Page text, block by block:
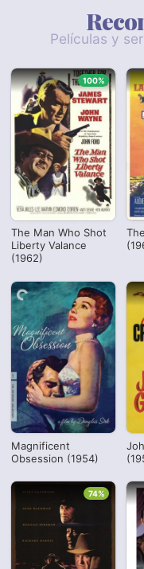
Películas y
The Man Who Shot
Liberty Valance
(1962)
100%
Magnificent
Obsession (1954)
74%